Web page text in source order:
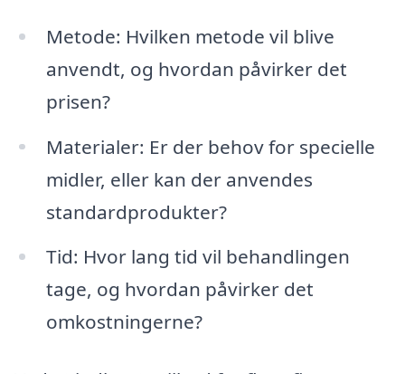
Metode: Hvilken metode vil blive
anvendt, og hvordan påvirker det
prisen?
Materialer: Er der behov for specielle
midler, eller kan der anvendes
standardprodukter?
Tid: Hvor lang tid vil behandlingen
tage, og hvordan påvirker det
omkostningerne?